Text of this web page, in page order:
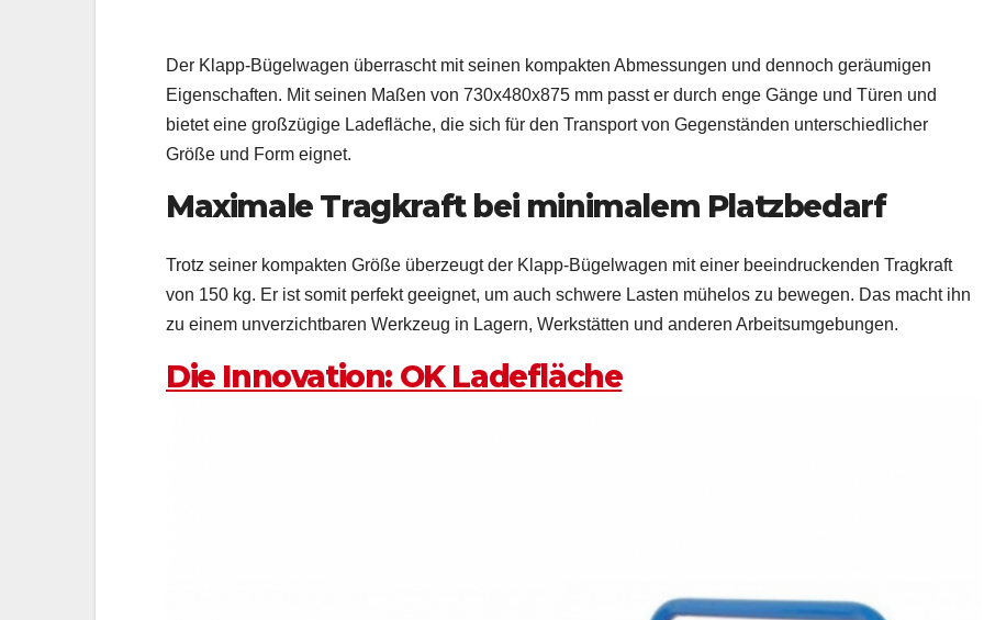
Der Klapp-Bügelwagen überrascht mit seinen kompakten Abmessungen und dennoch geräumigen
Eigenschaften. Mit seinen Maßen von 730x480x875 mm passt er durch enge Gänge und Türen und
bietet eine großzügige Ladefläche, die sich für den Transport von Gegenständen unterschiedlicher
Größe und Form eignet.
Maximale Tragkraft bei minimalem Platzbedarf
Trotz seiner kompakten Größe überzeugt der Klapp-Bügelwagen mit einer beeindruckenden Tragkraft
von 150 kg. Er ist somit perfekt geeignet, um auch schwere Lasten mühelos zu bewegen. Das macht ihn
zu einem unverzichtbaren Werkzeug in Lagern, Werkstätten und anderen Arbeitsumgebungen.
Die Innovation: OK Ladefläche